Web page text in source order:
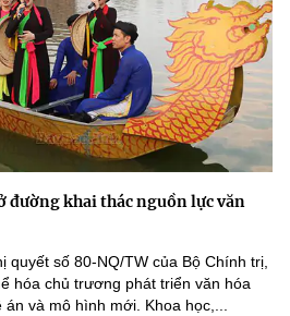
đường khai thác nguồn lực văn
quyết số 80-NQ/TW của Bộ Chính trị,
hóa chủ trương phát triển văn hóa
và mô hình mới. Khoa học,...